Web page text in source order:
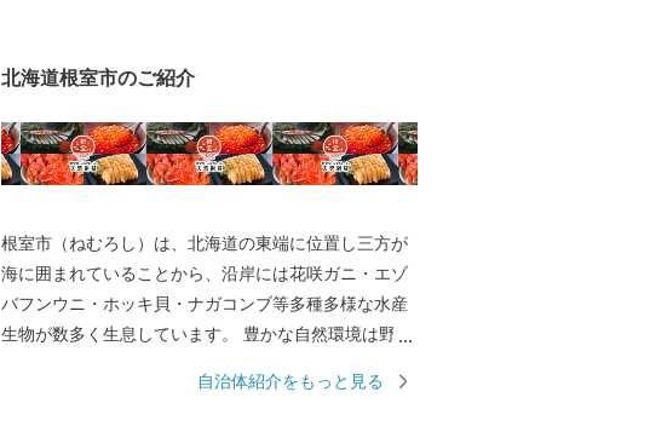
北海道根室市のご紹介
根室市（ねむろし）は、北海道の東端に位置し三方が
海に囲まれていることから、沿岸には花咲ガニ・エゾ
バフンウニ・ホッキ貝・ナガコンブ等多種多様な水産
生物が数多く生息しています。 豊かな自然環境は野鳥
る約330種の野鳥が観測でき、風蓮湖、春国岱、長節湖
自治体紹介をもっと見る